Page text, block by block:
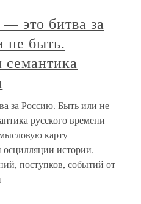
это битва за
не быть.
семантика
за Россию. Быть или не
русского времени
карту
истории,
поступков, событий от